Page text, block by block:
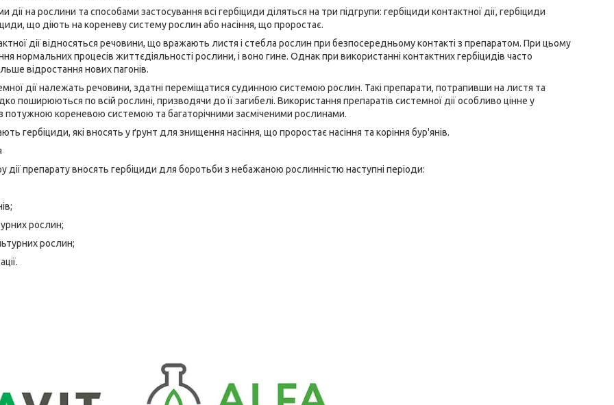
дії на рослини та способами застосування всі гербіциди діляться на три підгрупи: гербіциди контактної дії, гербіциди
що діють на кореневу систему рослин або насіння, що проростає.
дії відносяться речовини, що вражають листя і стебла рослин при безпосередньому контакті з препаратом. При цьому
нормальних процесів життєдіяльності рослини, і воно гине. Однак при використанні контактних гербіцидів часто
відростання нових пагонів.
дії належать речовини, здатні переміщатися судинною системою рослин. Такі препарати, потрапивши на листя та
поширюються по всій рослині, призводячи до її загибелі. Використання препаратів системної дії особливо цінне у
потужною кореневою системою та багаторічними засміченими рослинами.
гербіциди, які вносять у ґрунт для знищення насіння, що проростає насіння та коріння бур'янів.
дії препарату вносять гербіциди для боротьби з небажаною рослинністю наступні періоди:
рослин;
рослин;